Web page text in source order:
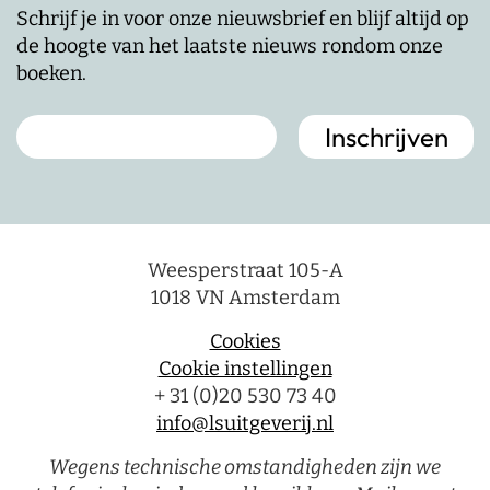
Schrijf je in voor onze nieuwsbrief en blijf altijd op
de hoogte van het laatste nieuws rondom onze
boeken.
Weesperstraat 105-A
1018 VN Amsterdam
Cookies
Cookie instellingen
+ 31 (0)20 530 73 40
info@lsuitgeverij.nl
Wegens technische omstandigheden zijn we